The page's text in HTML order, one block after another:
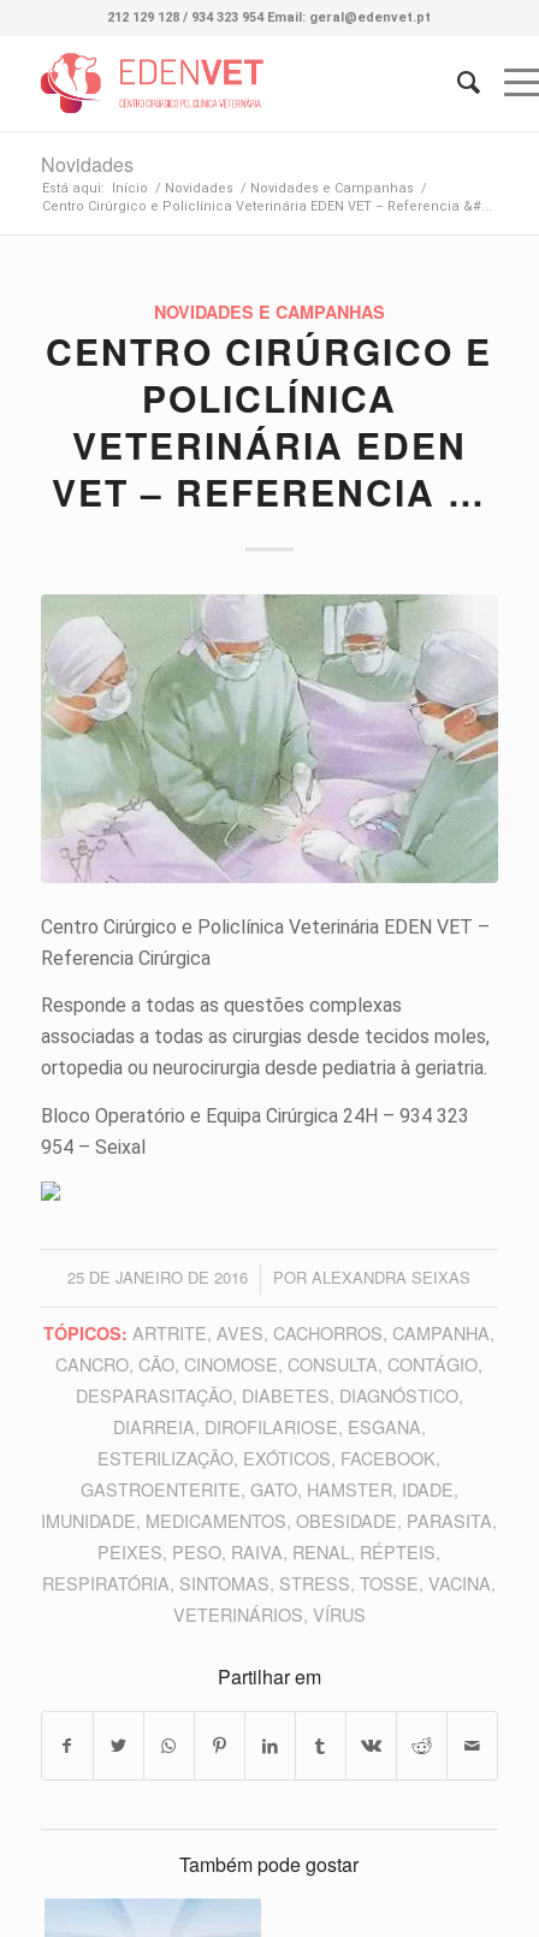
212 129 128 / 934 323 954 Email: geral@edenvet.pt
Novidades
Está aqui: Início / Novidades / Novidades e Campanhas /
Centro Cirúrgico e Policlínica Veterinária EDEN VET – Referencia &#...
NOVIDADES E CAMPANHAS
CENTRO CIRÚRGICO E
POLICLÍNICA
VETERINÁRIA EDEN
VET – REFERENCIA …
Centro Cirúrgico e Policlínica Veterinária EDEN VET –
Referencia Cirúrgica
Responde a todas as questões complexas
associadas a todas as cirurgias desde tecidos moles,
ortopedia ou neurocirurgia desde pediatria à geriatria.
Bloco Operatório e Equipa Cirúrgica 24H – 934 323
954 – Seixal
25 DE JANEIRO DE 2016
/ PORALEXANDRA SEIXAS
TÓPICOS: ARTRITE,AVES,CACHORROS,CAMPANHA,
CANCRO,CÃO,CINOMOSE,CONSULTA,CONTÁGIO,
DESPARASITAÇÃO, DIABETES, DIAGNÓSTICO,
DIARREIA, DIROFILARIOSE, ESGANA,
ESTERILIZAÇÃO, EXÓTICOS, FACEBOOK,
GASTROENTERITE, GATO, HAMSTER, IDADE,
IMUNIDADE, MEDICAMENTOS,OBESIDADE, PARASITA,
PEIXES, PESO, RAIVA, RENAL, RÉPTEIS,
RESPIRATÓRIA, SINTOMAS, STRESS,TOSSE,VACINA,
VETERINÁRIOS, VÍRUS
Partilhar em
Também pode gostar